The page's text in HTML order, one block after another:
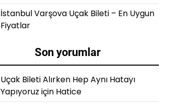
İstanbul Varşova Uçak Bileti – En Uygun
Fiyatlar
Son yorumlar
Uçak Bileti Alırken Hep Aynı Hatayı
Yapıyoruz için Hatice